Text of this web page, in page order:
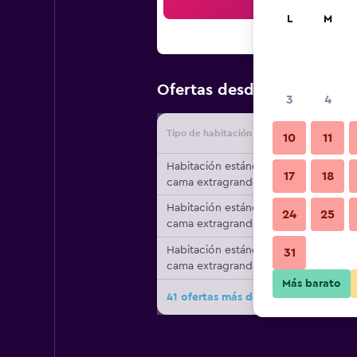
Ofertas desde Oferta
Tipo de habitación
Habitación estándar, 1
cama extragrande
Habitación estándar, 1
cama extragrande
Habitación estándar, 1
cama extragrande
41 ofertas más de Seda Vertis
L M
3 4
10 11
17 18
24 25
31
Más barato